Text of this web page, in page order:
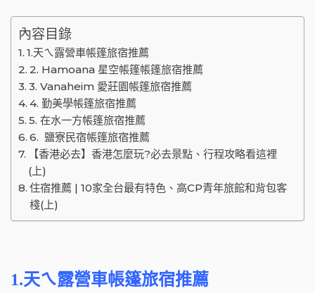
內容目錄
1.天ㄟ露營車帳篷旅宿推薦
2. Hamoana 星空帳篷帳篷旅宿推薦
3. Vanaheim 愛莊園帳篷旅宿推薦
4. 勤美學帳篷旅宿推薦
5. 在水一方帳篷旅宿推薦
6. 鹽寮民宿帳篷旅宿推薦
【香港必去】香港怎麼玩?必去景點、行程攻略看這裡
(上)
住宿推薦 | 10家全台最有特色、高CP青年旅館和背包客
棧(上)
1.天ㄟ露營車帳篷旅宿推薦